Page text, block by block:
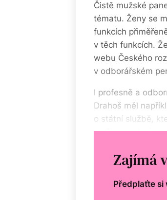
Čistě mužské
tématu. Ženy se
funkcích
v těch funkcích.
webu Českého
v odborářském
I profesně a
Drahoš měl
o státní službě,
muži a
Zajímá
Předplaťte si